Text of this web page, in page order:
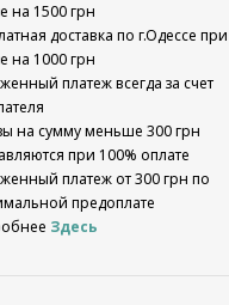
на 1500 грн
доставка по г.Одессе при
на 1000 грн
платеж всегда за счет
на сумму меньше 300 грн
при 100% оплате
платеж от 300 грн по
предоплате
Здесь